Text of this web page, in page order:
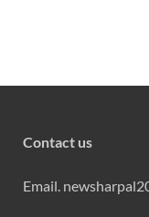
Contact us
Email.